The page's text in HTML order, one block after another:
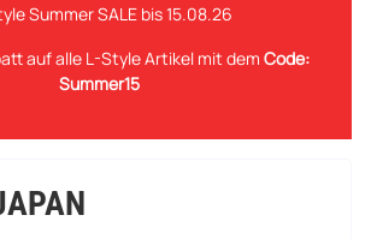
Summer SALE bis 15.08.26
auf alle L-Style Artikel mit dem Code:
Summer15